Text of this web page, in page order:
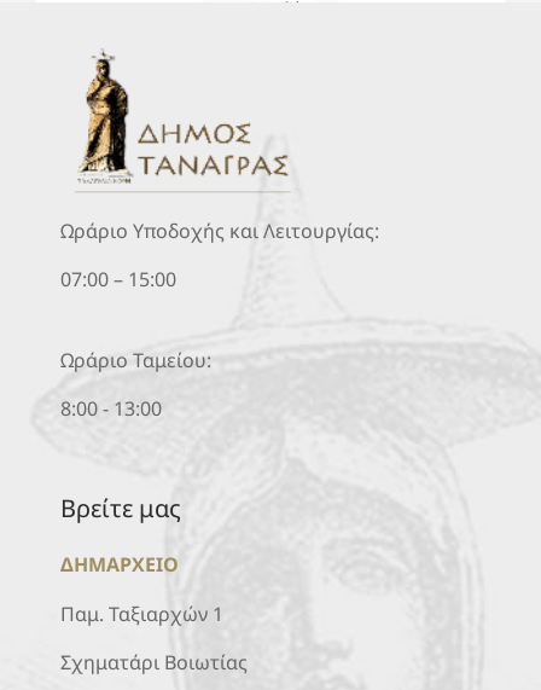
Ωράριο Υποδοχής και Λειτουργίας:
07:00 – 15:00
Ωράριο Ταμείου:
8:00 - 13:00
Βρείτε μας
ΔΗΜΑΡΧΕΙΟ
Παμ. Ταξιαρχών 1
Σχηματάρι Βοιωτίας